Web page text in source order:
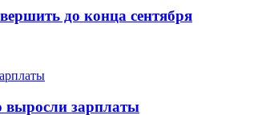
до конца сентября
выросли зарплаты